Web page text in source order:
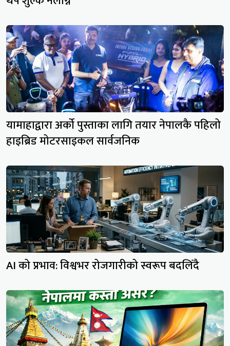
यामाहाद्वारा अर्को पुस्ताका लागि तयार नेपालकै पहिलो
हाइब्रिड मोटरसाइकल सार्वजनिक
AI को प्रभाव: विश्वभर रोजगारीको स्वरूप बदलिँदै